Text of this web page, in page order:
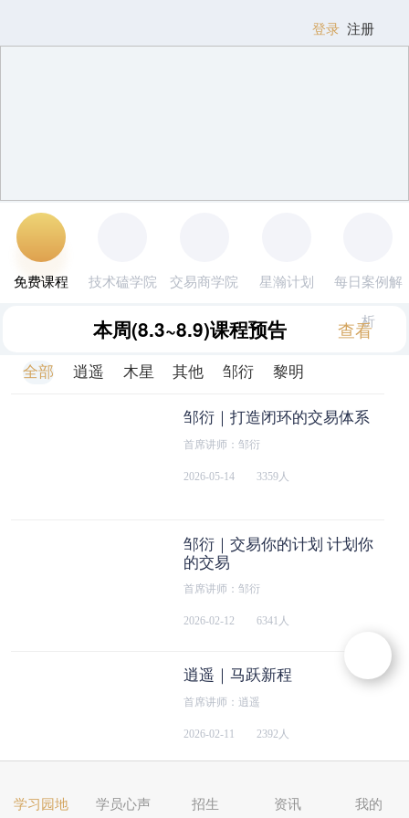
登录 注册
免费课程 技术磕学院 交易商学院 星瀚计划 每日案例解
析
本周(8.3~8.9)课程预告 查看
全部 逍遥 木星 其他 邹衍 黎明
邹衍｜打造闭环的交易体系
首席讲师：邹衍
2026-05-14 3359人
邹衍｜交易你的计划 计划你
的交易
首席讲师：邹衍
2026-02-12 6341人
逍遥｜马跃新程
首席讲师：逍遥
2026-02-11 2392人
邹衍｜拆解买点的核心逻辑
学习园地 学员心声 招生 资讯 我的